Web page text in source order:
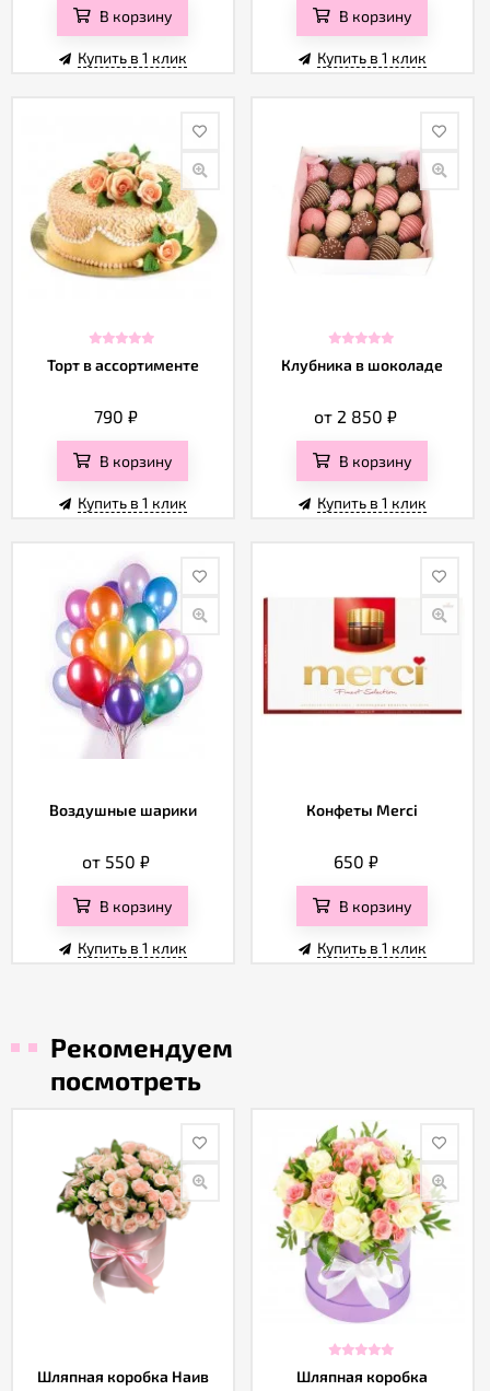
В корзину
Купить в 1 клик
В корзину
Купить в 1 клик
Торт в ассортименте
790₽
В корзину
Купить в 1 клик
Клубника в шоколаде
от 2 850₽
В корзину
Купить в 1 клик
Воздушные шарики
от 550₽
В корзину
Купить в 1 клик
Конфеты Merci
650 ₽
В корзину
Купить в 1 клик
Рекомендуем
посмотреть
Шляпная коробка Наив
Шляпная коробка